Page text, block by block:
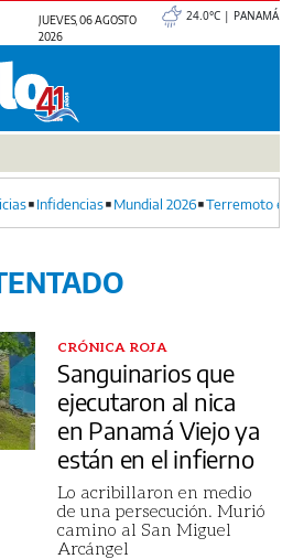
JUEVES, 06 AGOSTO
2026
24.0°C | PANAMÁ
Infidencias Mundial 2026 Terremoto
CRÓNICA ROJA
Sanguinarios que
ejecutaron al nica
en Panamá Viejo ya
están en el infierno
Lo acribillaron en medio
de una persecución. Murió
camino al San Miguel
Arcángel